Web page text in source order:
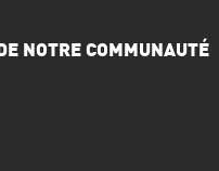
NOTRE COMMUNAUTÉ